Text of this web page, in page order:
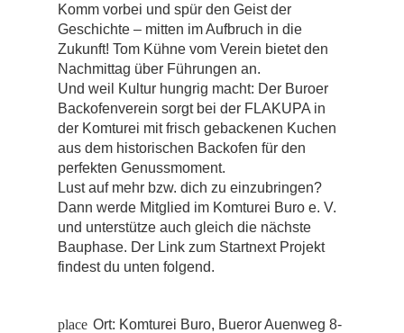
Komm vorbei und spür den Geist der
Geschichte – mitten im Aufbruch in die
Zukunft! Tom Kühne vom Verein bietet den
Nachmittag über Führungen an.
Und weil Kultur hungrig macht: Der Buroer
Backofenverein sorgt bei der FLAKUPA in
der Komturei mit frisch gebackenen Kuchen
aus dem historischen Backofen für den
perfekten Genussmoment.
Lust auf mehr bzw. dich zu einzubringen?
Dann werde Mitglied im Komturei Buro e. V.
und unterstütze auch gleich die nächste
Bauphase. Der Link zum Startnext Projekt
findest du unten folgend.
place Ort: Komturei Buro, Bueror Auenweg 8-